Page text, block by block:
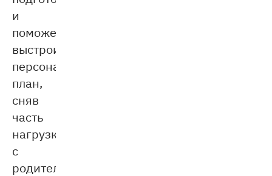
и
поможет
выстроить
персональный
план,
сняв
часть
нагрузки
с
родителей.